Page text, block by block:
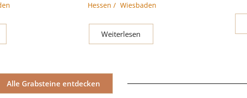
Hessen / Wiesbaden
Weiterlesen
Alle Grabsteine entdecken